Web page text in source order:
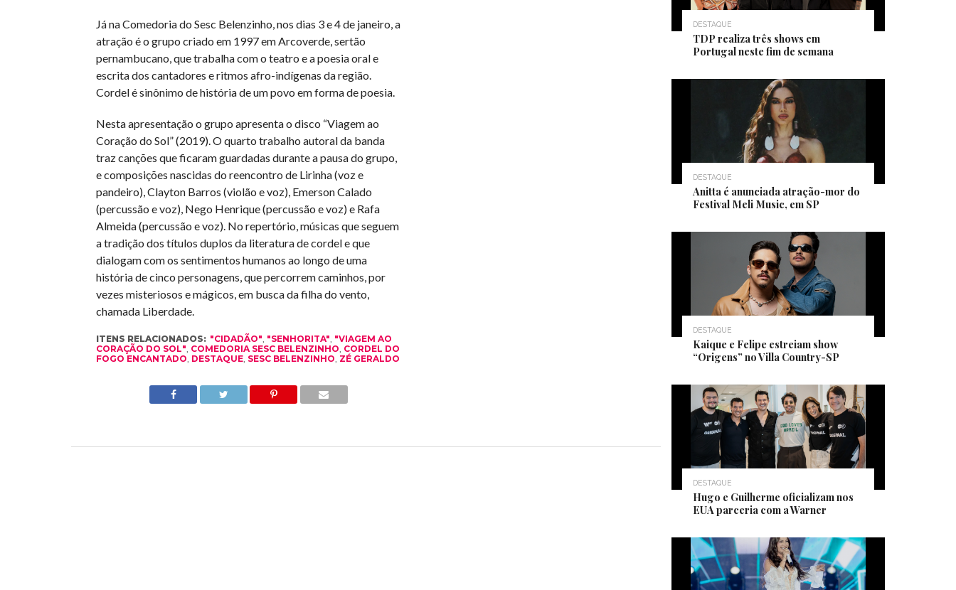
Já na Comedoria do Sesc Belenzinho, nos dias 3 e 4 de janeiro, a
atração é o grupo criado em 1997 em Arcoverde, sertão
pernambucano, que trabalha com o teatro e a poesia oral e
escrita dos cantadores e ritmos afro-indígenas da região.
Cordel é sinônimo de história de um povo em forma de poesia.
Nesta apresentação o grupo apresenta o disco “Viagem ao
Coração do Sol” (2019). O quarto trabalho autoral da banda
traz canções que ficaram guardadas durante a pausa do grupo,
e composições nascidas do reencontro de Lirinha (voz e
pandeiro), Clayton Barros (violão e voz), Emerson Calado
(percussão e voz), Nego Henrique (percussão e voz) e Rafa
Almeida (percussão e voz). No repertório, músicas que seguem
a tradição dos títulos duplos da literatura de cordel e que
dialogam com os sentimentos humanos ao longo de uma
história de cinco personagens, que percorrem caminhos, por
vezes misteriosos e mágicos, em busca da filha do vento,
chamada Liberdade.
ITENS RELACIONADOS: "CIDADÃO" "SENHORITA" "VIAGEM AO
CORAÇÃO DO SOL" COMEDORIA SESC BELENZINHO CORDEL DO
FOGO ENCANTADO DESTAQUE, SESC BELENZINHO ZÉ GERALDO
DESTAQUE
TDP realiza três shows em
Portugal neste fim de semana
DESTAQUE
Anitta é anunciada atração-mor do
Festival Meli Music, em SP
DESTAQUE
Kaique e Felipe estreiam show
“Origens” no Villa Country-SP
DESTAQUE
Hugo e Guilherme oficializam nos
EUA parceria com a Warner